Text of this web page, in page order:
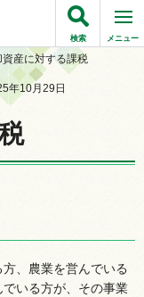
検索 メニュー
資産に対する課税
年10月29日
、農業を営んでいる
いる方が、その事業